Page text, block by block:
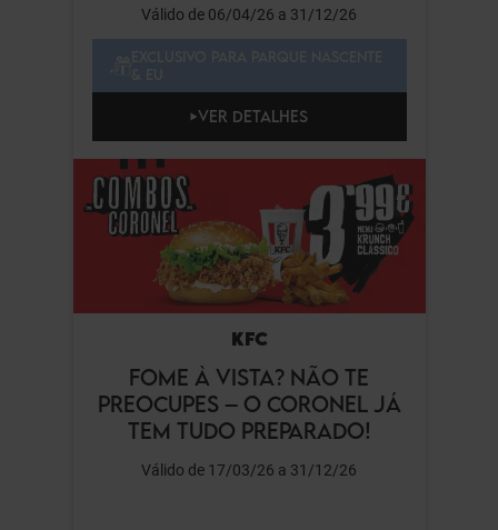
Válido de 06/04/26 a 31/12/26
VER DETALHES
KFC
FOME À VISTA? NÃO TE
PREOCUPES – O CORONEL JÁ
TEM TUDO PREPARADO!
Válido de 17/03/26 a 31/12/26